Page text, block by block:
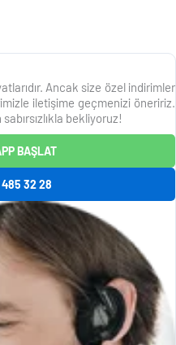
Ancak size özel indirimler
iletişime geçmenizi öneririz.
bekliyoruz!
BAŞLAT
485 32 28